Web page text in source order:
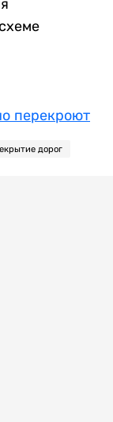
перекроют
дорог